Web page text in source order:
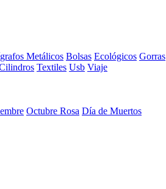
Metálicos Bolsas Ecológicos Gorras
Textiles Usb Viaje
Octubre Rosa Día de Muertos